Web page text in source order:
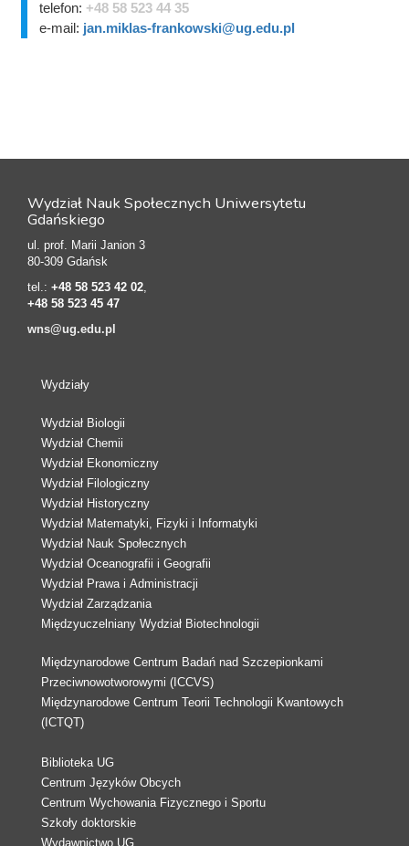
telefon: +48 58 523 44 35
e-mail: jan.miklas-frankowski@ug.edu.pl
Wydział Nauk Społecznych Uniwersytetu
Gdańskiego
ul. prof. Marii Janion 3
80-309 Gdańsk
tel.: +48 58 523 42 02,
+48 58 523 45 47
wns@ug.edu.pl
Wydziały
Wydział Biologii
Wydział Chemii
Wydział Ekonomiczny
Wydział Filologiczny
Wydział Historyczny
Wydział Matematyki, Fizyki i Informatyki
Wydział Nauk Społecznych
Wydział Oceanografii i Geografii
Wydział Prawa i Administracji
Wydział Zarządzania
Międzyuczelniany Wydział Biotechnologii
Międzynarodowe Centrum Badań nad Szczepionkami
Przeciwnowotworowymi (ICCVS)
Międzynarodowe Centrum Teorii Technologii Kwantowych
(ICTQT)
Biblioteka UG
Centrum Języków Obcych
Centrum Wychowania Fizycznego i Sportu
Szkoły doktorskie
Wydawnictwo UG